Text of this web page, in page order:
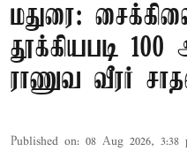
மதுரை:
தூக்கியபடி 100
ராணுவ வீரர்
Published on: 08 Aug 2026, 3:38